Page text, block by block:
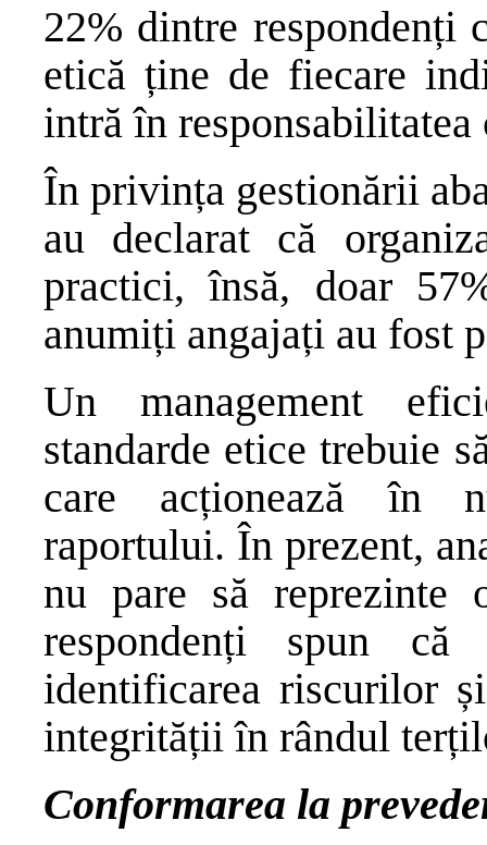
22% dintre respondenți
etică ține de fiecare
intră în
În privința gestionării
au declarat că
practici, însă, doar
anumiți angajați au fost
Un management
standarde etice trebuie
care acționează în
raportului. În prezent,
nu pare să reprezinte
respondenți spun
identificarea riscurilor
integrității în rândul
Conformarea la